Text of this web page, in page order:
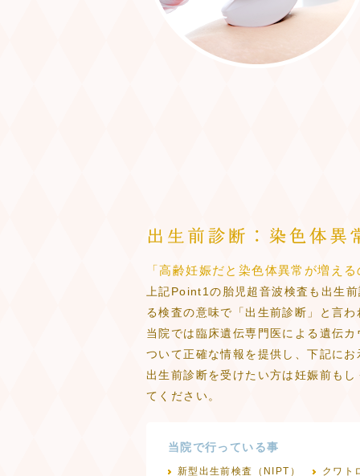
「高齢妊娠だと染色体異常が増え
上記Point1の胎児超音波検査も出生
る検査の意味で「出生前診断」と言
当院では臨床遺伝専門医による遺伝
ついて正確な情報を提供し、下記に
出生前診断を受けたい方は妊娠前も
てください。
当院で行っている事
新型出生前検査（NIPT） クワト